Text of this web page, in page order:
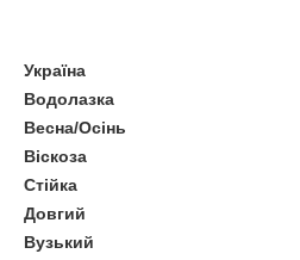
Україна
Водолазка
Весна/Осінь
Віскоза
Стійка
Довгий
Вузький